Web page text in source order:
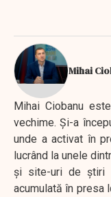
Mihai
Mihai Ciobanu
vechime. Şi-a
unde a activat în
lucrând la unele
şi site-uri de ştiri
acumulată în presa